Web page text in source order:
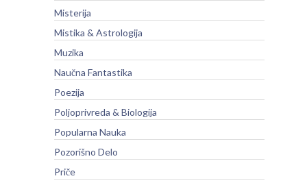
Misterija
Mistika & Astrologija
Muzika
Naučna Fantastika
Poezija
Poljoprivreda & Biologija
Popularna Nauka
Pozorišno Delo
Priče